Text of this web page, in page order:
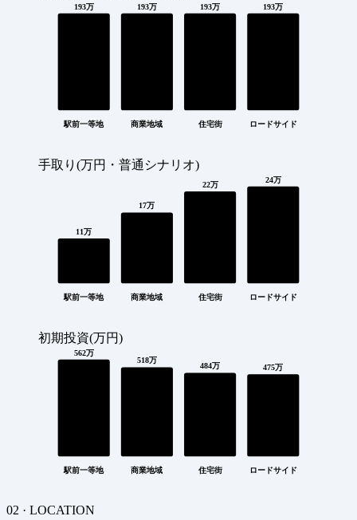
193万
駅前一等地
193万
商業地域
193万
住宅街
193万
ロードサイド
手取り(万円・普通シナリオ)
11万
駅前一等地
17万
商業地域
22万
住宅街
24万
ロードサイド
初期投資(万円)
562万
駅前一等地
518万
商業地域
484万
住宅街
475万
ロードサイド
02 · LOCATION